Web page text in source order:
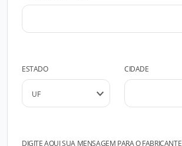
ESTADO CIDADE
DIGITE AQUI SUA MENSAGEM PARA O FABRICANTE